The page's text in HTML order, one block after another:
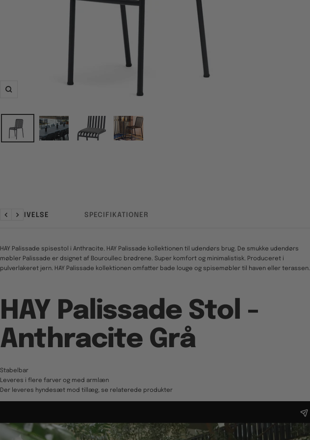
Zoom
BESKRIVELSE SPECIFIKATIONER
ForrigeNæste
HAY Palissade spisestol i Anthracite. HAY Palissade kollektionen til udendørs brug. De smukke udendørs
møbler Palissade er dsignet af Bouroullec brødrene. Super komfort og minimalistisk. Produceret i
pulverlakeret jern. HAY Palissade kollektionen omfatter bade louge og spisemøbler til haven eller terassen.
HAY Palissade Stol -
Anthracite Grå
Stabelbar
Leveres i flere farver og med armlæn
Der leveres hyndesæt mod tillæg, se relaterede produkter